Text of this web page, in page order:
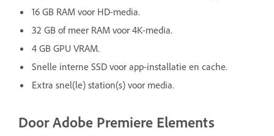
16 GB RAM voor HD-media.
32 GB of meer RAM voor 4K-media.
4 GB GPU VRAM.
Snelle interne SSD voor app-installatie en cache.
Extra snel(le) station(s) voor media.
Door Adobe Premiere Elements